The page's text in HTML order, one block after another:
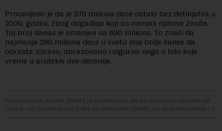
Procenjeno je da je 970 miliona dece ostalo bez detinjstva u
2000. godini, zbog događaja koji su menjali njihove živote.
Taj broj danas je smanjen na 690 miliona. To znači da
najmanje 280 miliona dece u svetu ima bolje šanse da
odrasta zdravo, obrazovano i sigurno nego u bilo koje
vreme u protekle dve decenije.
Preuzimanje delova teksta je dozvoljeno, ali uz obavezno navođenje
izvora i uz postavljanje linka ka izvornom tekstu na novaekonomija.rs